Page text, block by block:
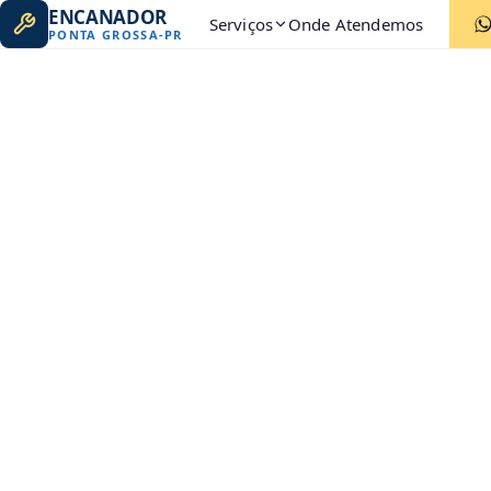
ENCANADOR
PONTA GROSSA-PR Serviços Onde Atendemos